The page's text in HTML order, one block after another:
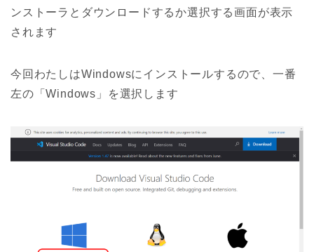
ンストーラとダウンロードするか選択する画面が表示
されます
今回わたしはWindowsにインストールするので、一番
左の「Windows」を選択します